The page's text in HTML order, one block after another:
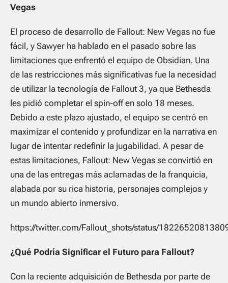
Vegas
El proceso de desarrollo de Fallout: New Vegas no fue
fácil, y Sawyer ha hablado en el pasado sobre las
limitaciones que enfrentó el equipo de Obsidian. Una
de las restricciones más significativas fue la necesidad
de utilizar la tecnología de Fallout 3, ya que Bethesda
les pidió completar el spin-off en solo 18 meses.
Debido a este plazo ajustado, el equipo se centró en
maximizar el contenido y profundizar en la narrativa en
lugar de intentar redefinir la jugabilidad. A pesar de
estas limitaciones, Fallout: New Vegas se convirtió en
una de las entregas más aclamadas de la franquicia,
alabada por su rica historia, personajes complejos y
un mundo abierto inmersivo.
https://twitter.com/Fallout_shots/status/
¿Qué Podría Significar el Futuro para Fallout?
Con la reciente adquisición de Bethesda por parte de